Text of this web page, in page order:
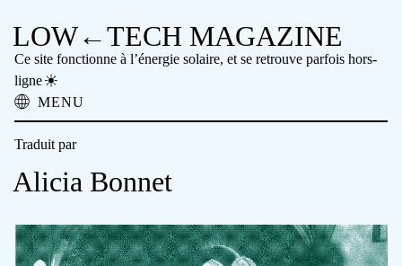
LOW←TECH MAGAZINE
Ce site fonctionne à l’énergie solaire, et se retrouve parfois hors-
ligne
MENU
À propos
Solutions Low-tech
Technologie Ancienne
Archive
Faire un don
Traduit par
Alicia Bonnet